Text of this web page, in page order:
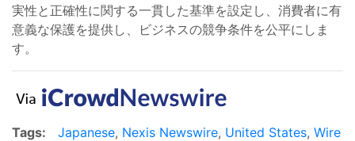
実性と正確性に関する一貫した基準を設定し、消費者に有
意義な保護を提供し、ビジネスの競争条件を公平にしま
す。
Tags: Japanese, Nexis Newswire, United States, Wire